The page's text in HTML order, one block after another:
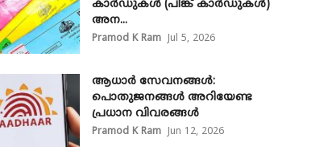
കാർഡുകൾ (പിങ്ക് കാർഡുകൾ)
അന...
Pramod K Ram Jul 5, 2026
ആധാർ സേവനങ്ങൾ:
പൊതുജനങ്ങൾ അറിയേണ്ട
പ്രധാന വിവരങ്ങൾ
Pramod K Ram Jun 12, 2026